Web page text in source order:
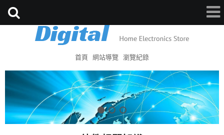
首頁 網站導覽 瀏覽紀錄